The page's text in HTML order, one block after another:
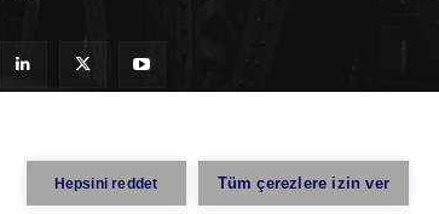
Hepsini reddet Tüm çerezlere izin ver